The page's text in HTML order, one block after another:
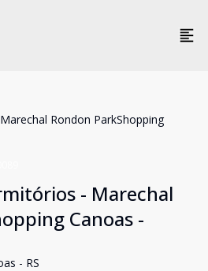
Rondon ParkShopping
- Marechal
Canoas -
- RS